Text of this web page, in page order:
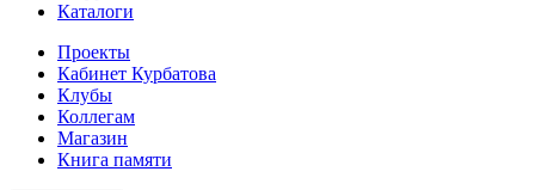
Каталоги
Проекты
Кабинет Курбатова
Клубы
Коллегам
Магазин
Книга памяти